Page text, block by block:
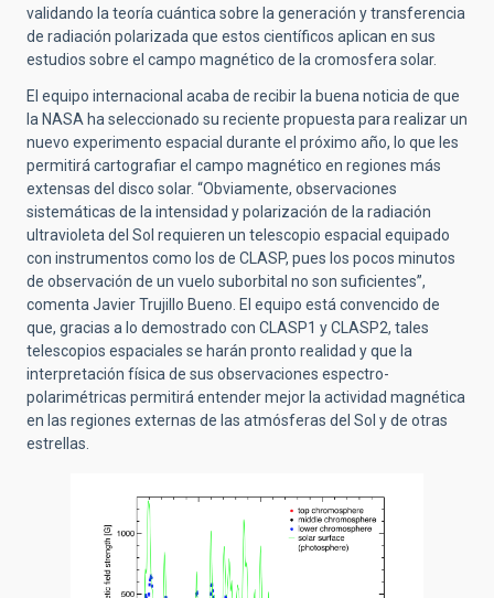
validando la teoría cuántica sobre la generación y transferencia
de radiación polarizada que estos científicos aplican en sus
estudios sobre el campo magnético de la cromosfera solar.
El equipo internacional acaba de recibir la buena noticia de que
la NASA ha seleccionado su reciente propuesta para realizar un
nuevo experimento espacial durante el próximo año, lo que les
permitirá cartografiar el campo magnético en regiones más
extensas del disco solar. “Obviamente, observaciones
sistemáticas de la intensidad y polarización de la radiación
ultravioleta del Sol requieren un telescopio espacial equipado
con instrumentos como los de CLASP, pues los pocos minutos
de observación de un vuelo suborbital no son suficientes”,
comenta Javier Trujillo Bueno. El equipo está convencido de
que, gracias a lo demostrado con CLASP1 y CLASP2, tales
telescopios espaciales se harán pronto realidad y que la
interpretación física de sus observaciones espectro-
polarimétricas permitirá entender mejor la actividad magnética
en las regiones externas de las atmósferas del Sol y de otras
estrellas.